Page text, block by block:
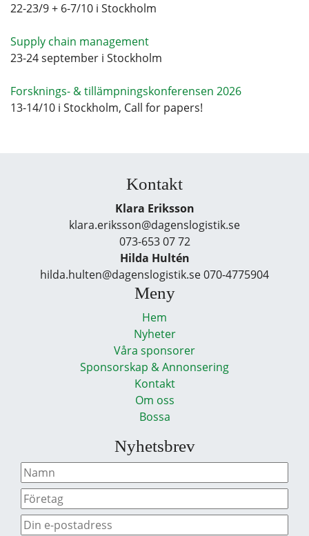
22-23/9 + 6-7/10 i Stockholm
Supply chain management
23-24 september i Stockholm
Forsknings- & tillämpningskonferensen 2026
13-14/10 i Stockholm, Call for papers!
Kontakt
Klara Eriksson
klara.eriksson@dagenslogistik.se
073-653 07 72
Hilda Hultén
hilda.hulten@dagenslogistik.se 070-4775904
Meny
Hem
Nyheter
Våra sponsorer
Sponsorskap & Annonsering
Kontakt
Om oss
Bossa
Nyhetsbrev